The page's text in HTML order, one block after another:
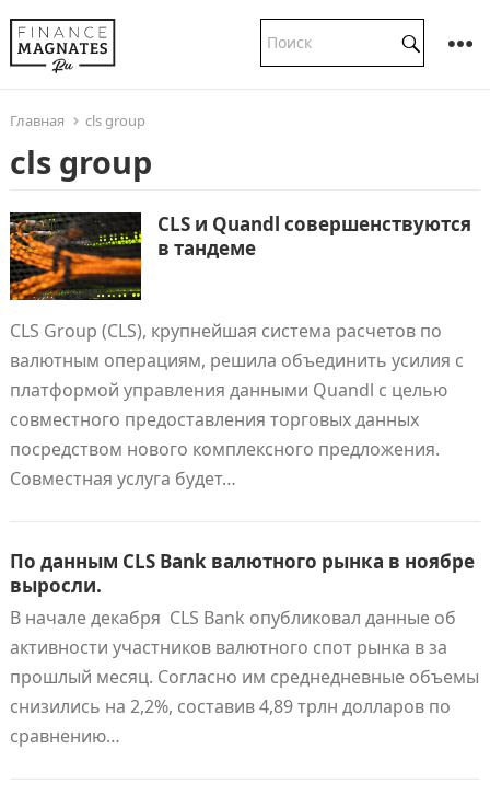
Главная cls group
cls group
CLS и Quandl совершенствуются
в тандеме
CLS Group (CLS), крупнейшая система расчетов по
валютным операциям, решила объединить усилия с
платформой управления данными Quandl с целью
совместного предоставления торговых данных
посредством нового комплексного предложения.
Совместная услуга будет…
По данным CLS Bank валютного рынка в ноябре
выросли.
В начале декабря CLS Bank опубликовал данные об
активности участников валютного спот рынка в за
прошлый месяц. Согласно им среднедневные объемы
снизились на 2,2%, составив 4,89 трлн долларов по
сравнению…